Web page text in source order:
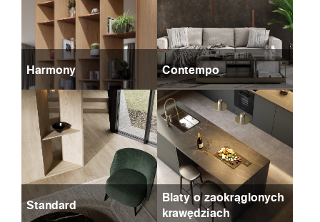
Harmony Contempo
Standard
Blaty o zaokrąglonych
krawędziach